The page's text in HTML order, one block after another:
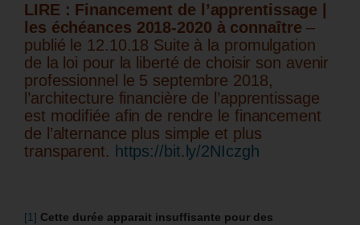
LIRE : Financement de l’apprentissage |
les échéances 2018-2020 à connaître –
publié le 12.10.18 Suite à la promulgation
de la loi pour la liberté de choisir son avenir
professionnel le 5 septembre 2018,
l’architecture financière de l’apprentissage
est modifiée afin de rendre le financement
de l’alternance plus simple et plus
transparent. https://bit.ly/2NIczgh
[1] Cette durée apparait insuffisante pour des